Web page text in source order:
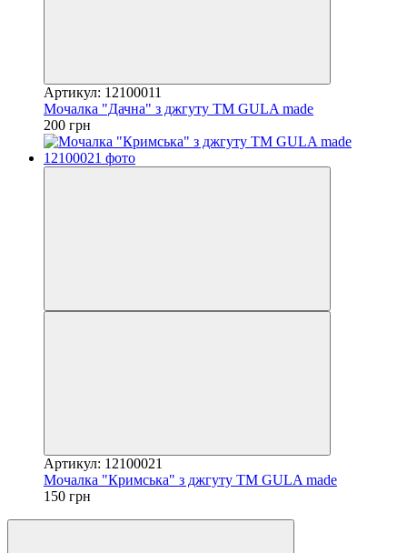
Артикул: 12100011
Мочалка "Дачна" з джгуту ТМ GULA made
200 грн
Артикул: 12100021
Мочалка "Кримська" з джгуту ТМ GULA made
150 грн